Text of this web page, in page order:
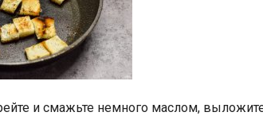
и смажьте немного маслом,